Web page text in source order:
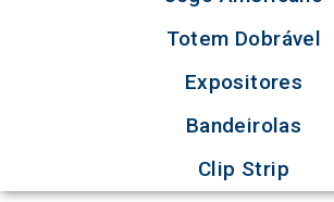
Totem Dobrável
Expositores
Bandeirolas
Clip Strip